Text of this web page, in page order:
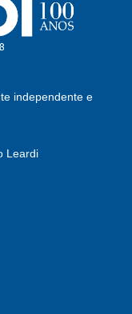
independente e
Leardi